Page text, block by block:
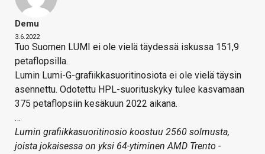
Demu
3.6.2022
Tuo Suomen LUMI ei ole vielä täydessä iskussa 151,9
petaflopsilla.
Lumin Lumi-G-grafiikkasuoritinosiota ei ole vielä täysin
asennettu. Odotettu HPL-suorituskyky tulee kasvamaan
375 petaflopsiin kesäkuun 2022 aikana.
…
Lumin grafiikkasuoritinosio koostuu 2560 solmusta,
joista jokaisessa on yksi 64-ytiminen AMD Trento -